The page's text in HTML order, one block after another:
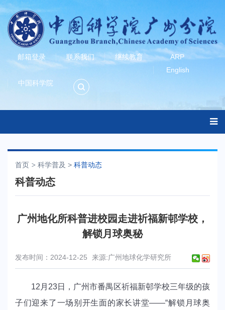
邮箱登录 联系我们 继续教育
ARP
English
中国科学院
首页 科学普及 > 科普动态
科普动态
广州地化所科普进校园走进祈福新邨学校，
解锁月球奥秘
发布时间：2024-12-25 来源:广州地球化学研究所
12月23日，广州市番禺区祈福新邨学校三年级的孩
子们迎来了一场别开生面的家长讲堂——“解锁月球奥